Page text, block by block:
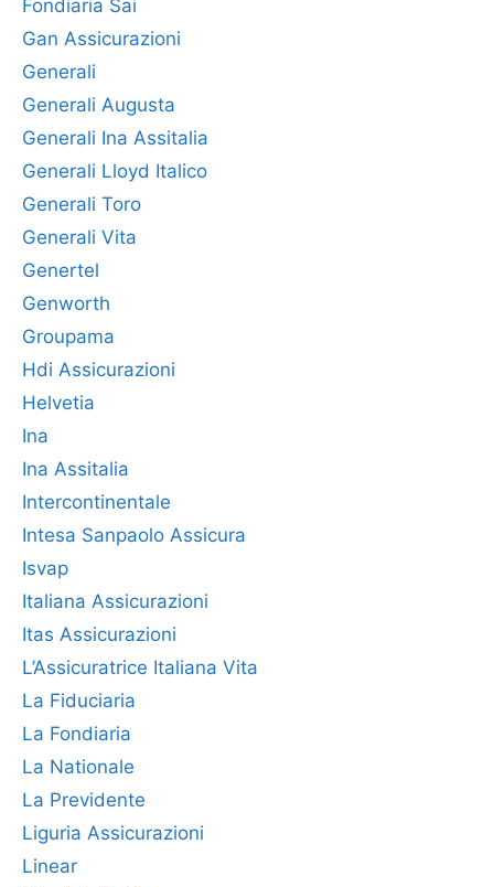
Fondiaria Sai
Gan Assicurazioni
Generali
Generali Augusta
Generali Ina Assitalia
Generali Lloyd Italico
Generali Toro
Generali Vita
Genertel
Genworth
Groupama
Hdi Assicurazioni
Helvetia
Ina
Ina Assitalia
Intercontinentale
Intesa Sanpaolo Assicura
Isvap
Italiana Assicurazioni
Itas Assicurazioni
L’Assicuratrice Italiana Vita
La Fiduciaria
La Fondiaria
La Nationale
La Previdente
Liguria Assicurazioni
Linear